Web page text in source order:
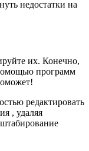
недостатки на
их. Конечно,
программ
!
редактировать
, удаляя